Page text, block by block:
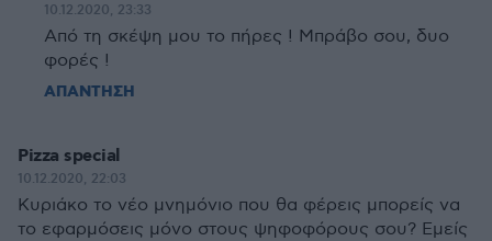
10.12.2020, 23:33
Από τη σκέψη μου το πήρες ! Μπράβο σου, δυο
φορές !
ΑΠΑΝΤΗΣΗ
Pizza special
10.12.2020, 22:03
Κυριάκο το νέο μνημόνιο που θα φέρεις μπορείς να
το εφαρμόσεις μόνο στους ψηφοφόρους σου? Εμείς